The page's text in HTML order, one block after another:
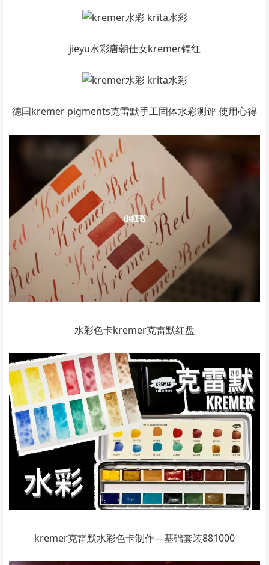
jieyu水彩唐朝仕女kremer镉红
德国kremer pigments克雷默手工固体水彩测评 使用心得
水彩色卡kremer克雷默红盘
kremer克雷默水彩色卡制作—基础套装881000